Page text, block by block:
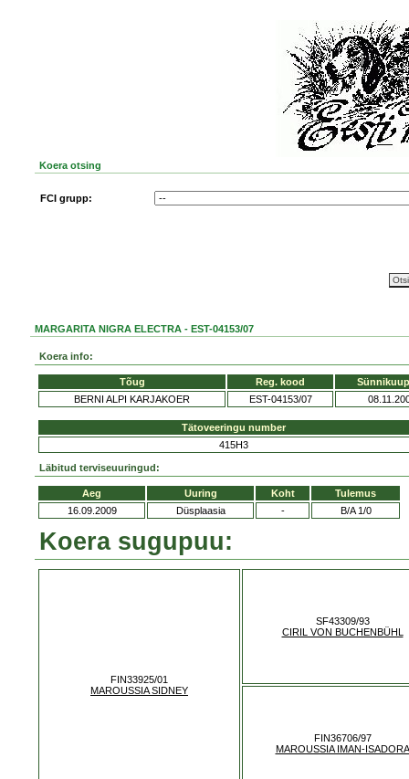
Koera otsing
FCI grupp:
MARGARITA NIGRA ELECTRA - EST-04153/07
Koera info:
Tõug Reg. kood
BERNI ALPI KARJAKOER
EST-04153/07
Tätoveeringu number
415H3
Läbitud terviseuuringud:
Aeg Uuring Koht
Tulemus
16.09.2009
Düsplaasia - B/A 1/0
Koera sugupuu:
FIN33925/01
MAROUSSIA SIDNEY
SF43309/93
CIRIL VON BUCHENBÜHL
FIN36706/97
MAROUSSIA IMAN-ISADORA